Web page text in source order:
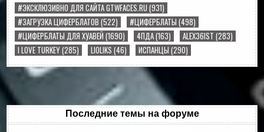
#ЭКСКЛЮЗИВНО ДЛЯ САЙТА GTWFACES.RU (931)
#ЗАГРУЗКА ЦИФЕРБЛАТОВ (522) #ЦИФЕРБЛАТЫ (498)
#ЦИФЕРБЛАТЫ ДЛЯ ХУАВЕЙ (1690) 4ПДА(163) ALEX36IST (283)
I LOVE TURKEY(285) LIOLIKS (46) ИСПАНЦЫ (290)
Последние темы на форуме